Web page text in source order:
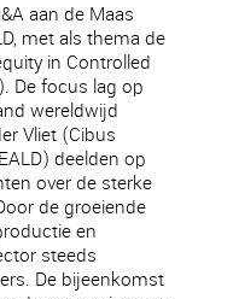
aan de Maas
met als thema de
in Controlled
De focus lag op
wereldwijd
Vliet (Cibus
deelden op
over de sterke
de groeiende
en
steeds
De bijeenkomst